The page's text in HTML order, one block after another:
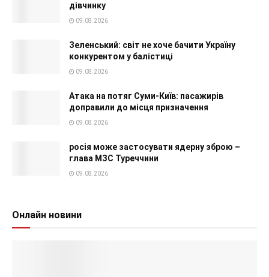
дівчинку
09.08.2026
Зеленський: світ не хоче бачити Україну
конкурентом у балістиці
09.08.2026
Атака на потяг Суми-Київ: пасажирів
доправили до місця призначення
09.08.2026
росія може застосувати ядерну зброю –
глава МЗС Туреччини
09.08.2026
Онлайн новини